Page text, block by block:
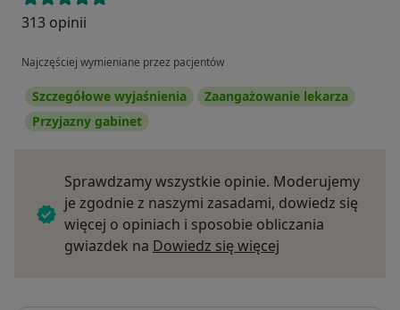
313 opinii
Najczęściej wymieniane przez pacjentów
Szczegółowe wyjaśnienia
Zaangażowanie lekarza
Przyjazny gabinet
Sprawdzamy wszystkie opinie. Moderujemy
je zgodnie z naszymi zasadami, dowiedz się
więcej o opiniach i sposobie obliczania
gwiazdek na Dowiedz się więcej